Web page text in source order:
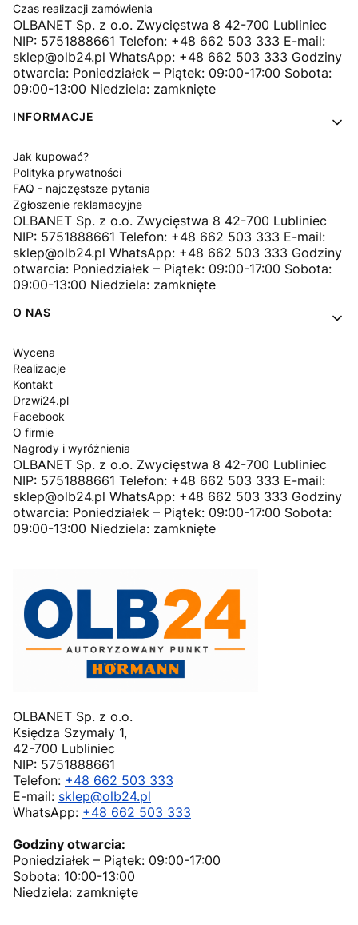
Czas realizacji zamówienia
OLBANET Sp. z o.o. Zwycięstwa 8 42-700 Lubliniec
NIP: 5751888661 Telefon: +48 662 503 333 E-mail:
sklep@olb24.pl WhatsApp: +48 662 503 333 Godziny
otwarcia: Poniedziałek – Piątek: 09:00-17:00 Sobota:
09:00-13:00 Niedziela: zamknięte
INFORMACJE
Jak kupować?
Polityka prywatności
FAQ - najczęstsze pytania
Zgłoszenie reklamacyjne
OLBANET Sp. z o.o. Zwycięstwa 8 42-700 Lubliniec
NIP: 5751888661 Telefon: +48 662 503 333 E-mail:
sklep@olb24.pl WhatsApp: +48 662 503 333 Godziny
otwarcia: Poniedziałek – Piątek: 09:00-17:00 Sobota:
09:00-13:00 Niedziela: zamknięte
O NAS
Wycena
Realizacje
Kontakt
Drzwi24.pl
Facebook
O firmie
Nagrody i wyróżnienia
OLBANET Sp. z o.o. Zwycięstwa 8 42-700 Lubliniec
NIP: 5751888661 Telefon: +48 662 503 333 E-mail:
sklep@olb24.pl WhatsApp: +48 662 503 333 Godziny
otwarcia: Poniedziałek – Piątek: 09:00-17:00 Sobota:
09:00-13:00 Niedziela: zamknięte
OLBANET Sp. z o.o.
Księdza Szymały 1,
42-700 Lubliniec
NIP: 5751888661
Telefon: +48 662 503 333
E-mail: sklep@olb24.pl
WhatsApp: +48 662 503 333
Godziny otwarcia:
Poniedziałek – Piątek: 09:00-17:00
Sobota: 10:00-13:00
Niedziela: zamknięte